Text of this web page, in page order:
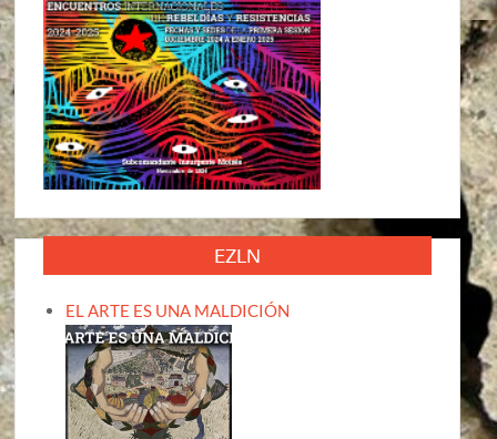
EZLN
EL ARTE ES UNA MALDICIÓN